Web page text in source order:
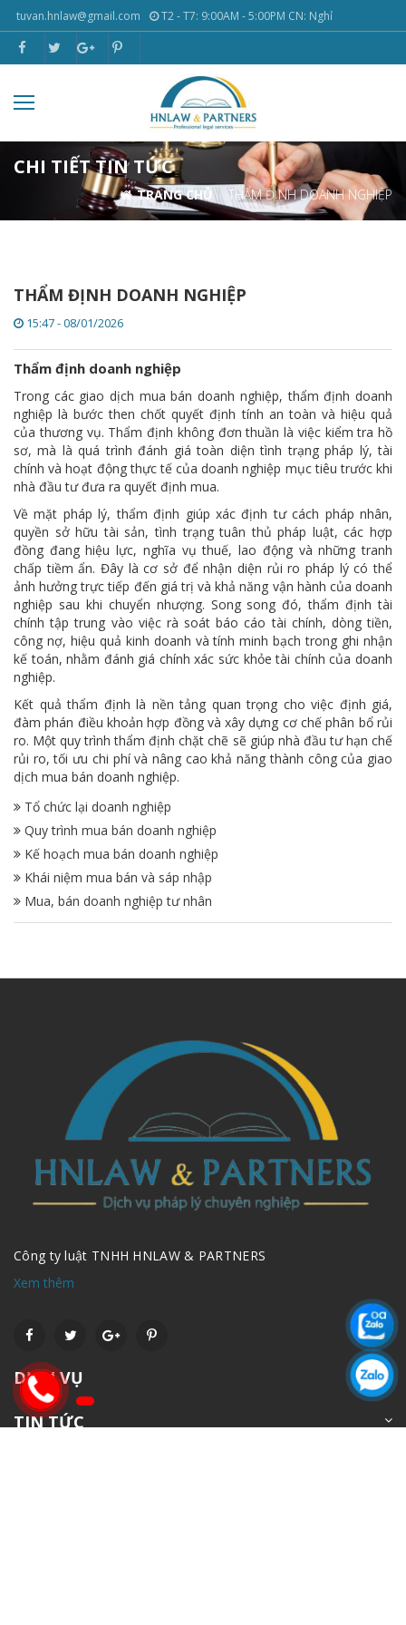
tuvan.hnlaw@gmail.com T2 - T7: 9:00AM - 5:00PM CN: Nghỉ
CHI TIẾT TIN TỨC
TRANG CHỦ THẨM ĐỊNH DOANH NGHIỆP
THẨM ĐỊNH DOANH NGHIỆP
15:47 - 08/01/2026
Thẩm định doanh nghiệp
Trong các giao dịch mua bán doanh nghiệp, thẩm định doanh
nghiệp là bước then chốt quyết định tính an toàn và hiệu quả
của thương vụ. Thẩm định không đơn thuần là việc kiểm tra hồ
sơ, mà là quá trình đánh giá toàn diện tình trạng pháp lý, tài
chính và hoạt động thực tế của doanh nghiệp mục tiêu trước khi
nhà đầu tư đưa ra quyết định mua.
Về mặt pháp lý, thẩm định giúp xác định tư cách pháp nhân,
quyền sở hữu tài sản, tình trạng tuân thủ pháp luật, các hợp
đồng đang hiệu lực, nghĩa vụ thuế, lao động và những tranh
chấp tiềm ẩn. Đây là cơ sở để nhận diện rủi ro pháp lý có thể
ảnh hưởng trực tiếp đến giá trị và khả năng vận hành của doanh
nghiệp sau khi chuyển nhượng. Song song đó, thẩm định tài
chính tập trung vào việc rà soát báo cáo tài chính, dòng tiền,
công nợ, hiệu quả kinh doanh và tính minh bạch trong ghi nhận
kế toán, nhằm đánh giá chính xác sức khỏe tài chính của doanh
nghiệp.
Kết quả thẩm định là nền tảng quan trọng cho việc định giá,
đàm phán điều khoản hợp đồng và xây dựng cơ chế phân bổ rủi
ro. Một quy trình thẩm định chặt chẽ sẽ giúp nhà đầu tư hạn chế
rủi ro, tối ưu chi phí và nâng cao khả năng thành công của giao
dịch mua bán doanh nghiệp.
Tổ chức lại doanh nghiệp
Quy trình mua bán doanh nghiệp
Kế hoạch mua bán doanh nghiệp
Khái niệm mua bán và sáp nhập
Mua, bán doanh nghiệp tư nhân
Công ty luật TNHH HNLAW & PARTNERS
Xem thêm
DỊCH VỤ
TIN TỨC